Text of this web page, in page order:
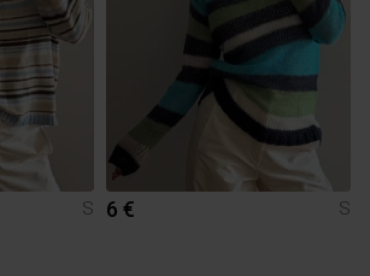
S
6 € S